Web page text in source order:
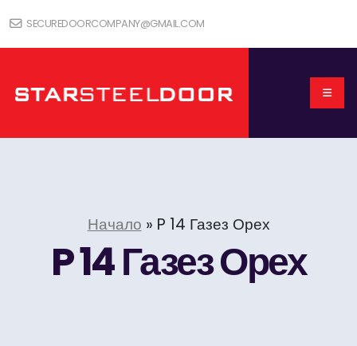
SECUREDOORCOMPANY@GMAIL.COM
Начало » P 14 Газез Орех
P 14 Газез Орех